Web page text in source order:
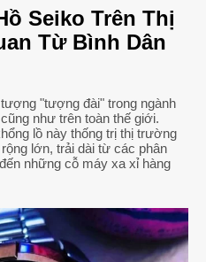
Seiko Trên Thị
Từ Bình Dân
"tượng đài" trong ngành
như trên toàn thế giới.
lồ này thống trị thị trường
lớn, trải dài từ các phân
những cỗ máy xa xỉ hàng